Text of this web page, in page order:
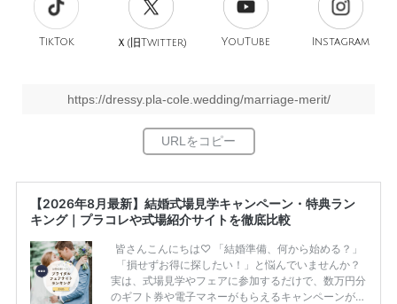
TikTok Ｘ(旧Twitter) YouTube Instagram
https://dressy.pla-cole.wedding/marriage-merit/
【2026年8月最新】結婚式場見学キャンペーン・特典ラン
キング｜プラコレや式場紹介サイトを徹底比較
皆さんこんにちは♡ 「結婚準備、何から始める？」
「損せずお得に探したい！」と悩んでいませんか？
実は、式場見学やフェアに参加するだけで、数万円分
のギフト券や電子マネーがもらえるキャンペーンがあ